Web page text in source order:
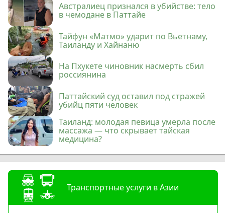
Австралиец признался в убийстве: тело
в чемодане в Паттайе
Тайфун «Матмо» ударит по Вьетнаму,
Таиланду и Хайнаню
На Пхукете чиновник насмерть сбил
россиянина
Паттайский суд оставил под стражей
убийц пяти человек
Таиланд: молодая певица умерла после
массажа — что скрывает тайская
медицина?
Транспортные услуги в Азии